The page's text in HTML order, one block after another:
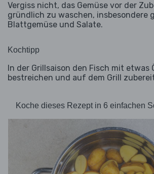
Vergiss nicht, das Gemüse vor der
gründlich zu waschen, insbesondere
Blattgemüse und Salate.
Kochtipp
In der Grillsaison den Fisch mit etwas
bestreichen und auf dem Grill
Koche dieses Rezept in 6 einfachen